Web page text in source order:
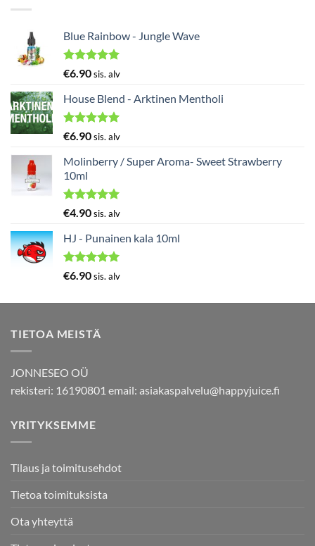
Blue Rainbow - Jungle Wave
Arvostelu
5.00
/ 5
€6.90sis. alv
House Blend - Arktinen Mentholi
Arvostelu
5.00/ 5
€6.90sis. alv
Molinberry / Super Aroma- Sweet Strawberry
10ml
Arvostelu
5.00
/ 5
€4.90sis. alv
HJ - Punainen kala 10ml
Arvostelu
€6.90sis. alv
TIETOA MEISTÄ
JONNESEO OÜ
rekisteri: 16190801 email: asiakaspalvelu@happyjuice.fi
YRITYKSEMME
Tilaus ja toimitusehdot
Tietoa toimituksista
Ota yhteyttä